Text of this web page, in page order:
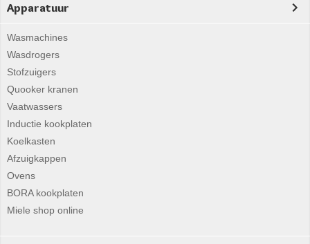
Apparatuur
Wasmachines
Wasdrogers
Stofzuigers
Quooker kranen
Vaatwassers
Inductie kookplaten
Koelkasten
Afzuigkappen
Ovens
BORA kookplaten
Miele shop online